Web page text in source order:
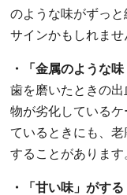
のような味がずっ
サインかもしれませ
・「金属のような
歯を磨いたときの
物が劣化している
ているときにも、
することがあります
・「甘い味」がする